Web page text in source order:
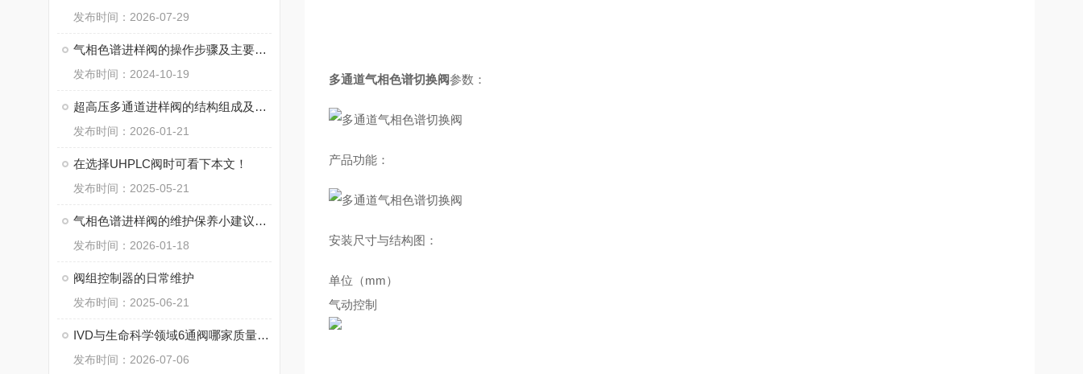
发布时间：2026-07-29
气相色谱进样阀的操作步骤及主要注意事项
发布时间：2024-10-19
超高压多通道进样阀的结构组成及其作用
发布时间：2026-01-21
在选择UHPLC阀时可看下本文！
发布时间：2025-05-21
气相色谱进样阀的维护保养小建议分享
发布时间：2026-01-18
阀组控制器的日常维护
发布时间：2025-06-21
IVD与生命科学领域6通阀哪家质量更好？附采购指南
发布时间：2026-07-06
多通道气相色谱切换阀参数：
产品功能：
安装尺寸与结构图：
单位（mm）
气动控制